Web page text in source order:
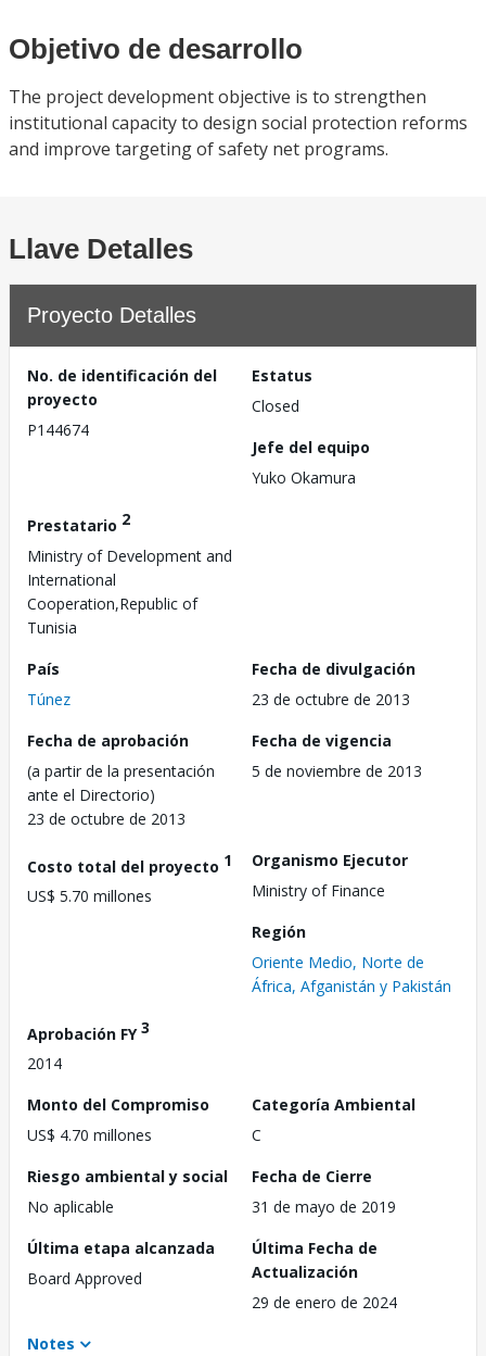
Objetivo de desarrollo
The project development objective is to strengthen
institutional capacity to design social protection reforms
and improve targeting of safety net programs.
Llave Detalles
Proyecto Detalles
No. de identificación del
proyecto
P144674
Estatus
Closed
Jefe del equipo
Yuko Okamura
Prestatario 2
Ministry of Development and
International
Cooperation,Republic of
Tunisia
País
Túnez
Fecha de divulgación
23 de octubre de 2013
Fecha de aprobación
(a partir de la presentación
ante el Directorio)
23 de octubre de 2013
Fecha de vigencia
5 de noviembre de 2013
Costo total del proyecto 1
US$ 5.70 millones
Organismo Ejecutor
Ministry of Finance
Región
Oriente Medio, Norte de
África, Afganistán y Pakistán
Aprobación FY3
2014
Monto del Compromiso
US$ 4.70 millones
Categoría Ambiental
C
Riesgo ambiental y social
No aplicable
Fecha de Cierre
31 de mayo de 2019
Última etapa alcanzada
Board Approved
Última Fecha de
Actualización
29 de enero de 2024
Notes